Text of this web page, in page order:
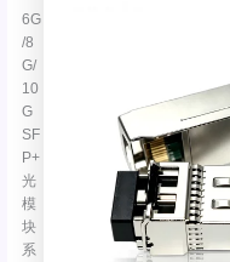
6G
/8
G/
10
G
SF
P+
光
模
块
系